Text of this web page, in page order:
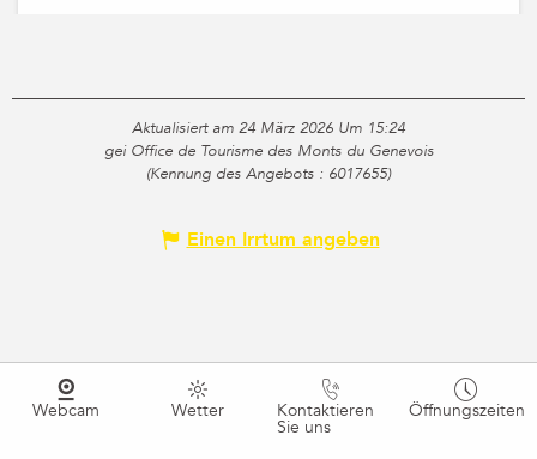
Aktualisiert am 24 März 2026 Um 15:24
gei Office de Tourisme des Monts du Genevois
(Kennung des Angebots : 6017655)
Einen Irrtum angeben
Webcam Wetter Kontaktieren
Sie uns
Öffnungszeiten